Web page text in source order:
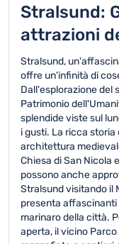
Stralsund:
attrazioni
Stralsund,
offre un'infinità di
Dall'esplorazione del
Patrimonio
splendide viste sul
i gusti. La ricca
architettura
Chiesa di San Nicola
possono anche
Stralsund visitando il
presenta affascinanti
marinaro della città.
aperta, il vicino